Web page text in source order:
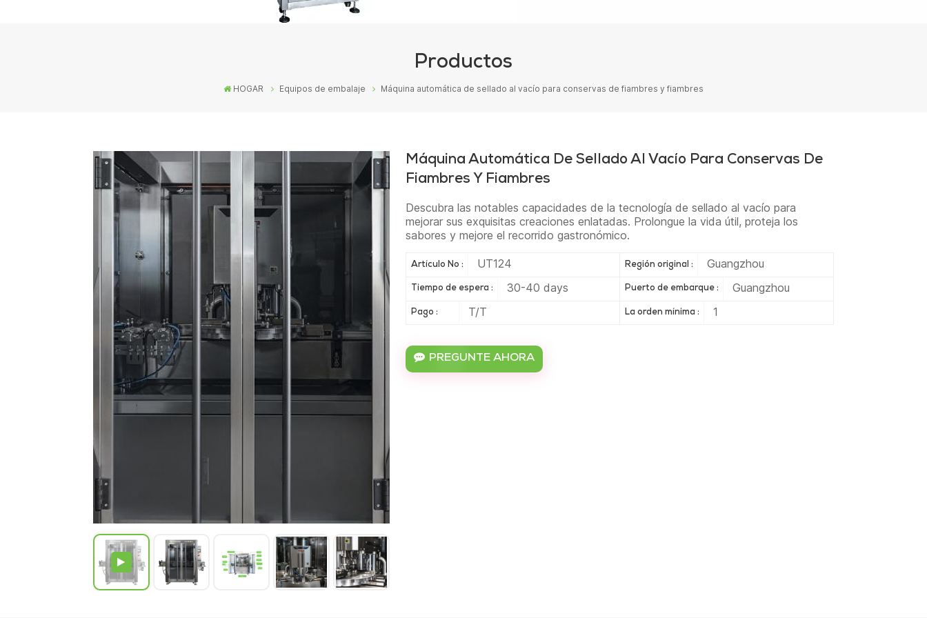
Productos
HOGAR Equipos de embalaje Máquina automática de sellado al vacío para conservas de fiambres y fiambres
Máquina Automática De Sellado Al Vacío Para Conservas De
Fiambres Y Fiambres
Descubra las notables capacidades de la tecnología de sellado al vacío para
mejorar sus exquisitas creaciones enlatadas. Prolongue la vida útil, proteja los
sabores y mejore el recorrido gastronómico.
Artículo No : UT124 Región original : Guangzhou
Tiempo de espera : 30-40 days Puerto de embarque : Guangzhou
Pago : T/T La orden mínima : 1
PREGUNTE AHORA